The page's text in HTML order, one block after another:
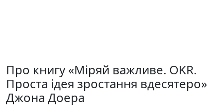
Про книгу «Міряй важливе. OKR.
Проста ідея зростання вдесятеро»
Джона Доера